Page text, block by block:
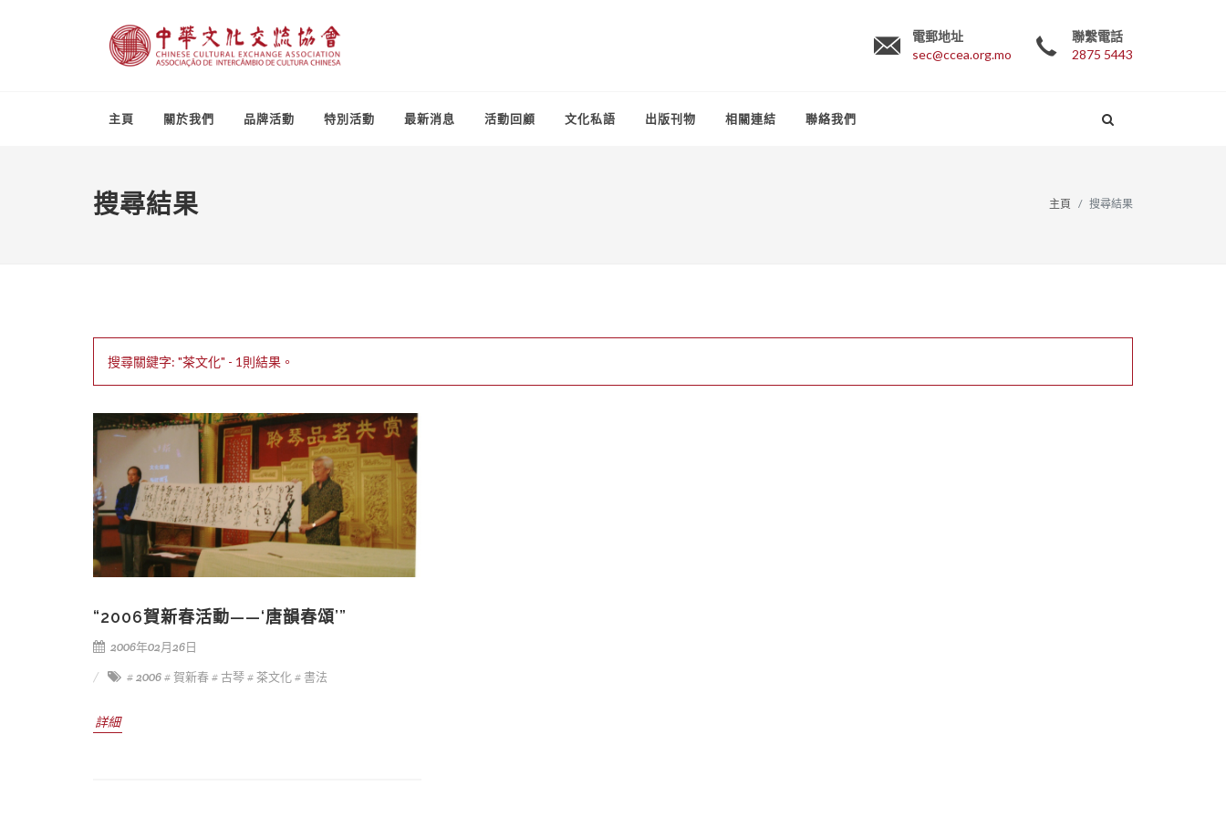
電郵地址
sec@ccea.org.mo
聯繫電話
2875 5443
主頁 關於我們 品牌活動 特別活動 最新消息 活動回顧 文化私語 出版刊物 相關連結 聯絡我們
搜尋結果 主頁 搜尋結果
搜尋關鍵字: "茶文化" - 1則結果。
“2006賀新春活動——‘唐韻春頌’”
2006年02月26日
# 2006# 賀新春# 古琴# 茶文化# 書法
詳細